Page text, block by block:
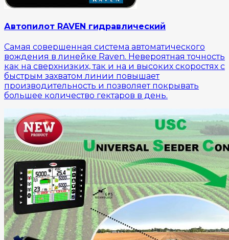
Автопилот RAVEN гидравлический
Самая совершенная система автоматического
вождения в линейке Raven. Невероятная точность
как на сверхнизких, так и на и высоких скоростях с
быстрым захватом линии повышает
производительность и позволяет покрывать
большее количество гектаров в день.